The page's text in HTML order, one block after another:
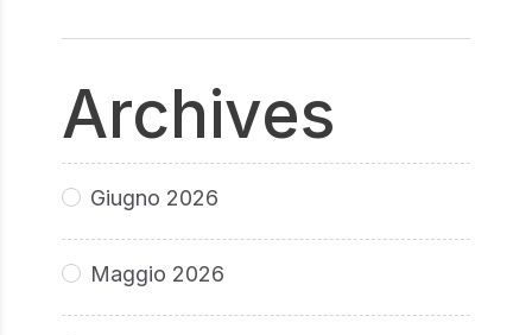
Archives
Giugno 2026
Maggio 2026